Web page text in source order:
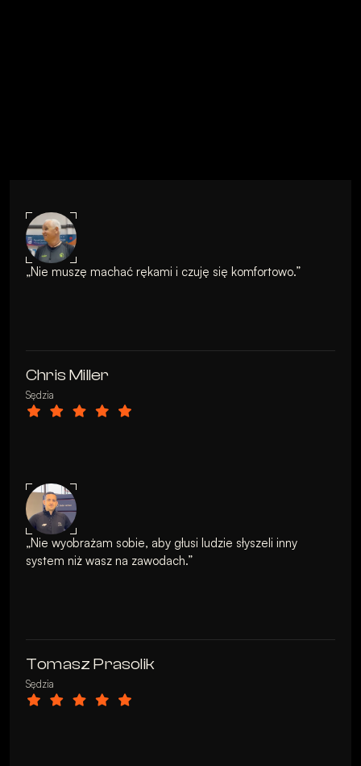
„Nie muszę machać rękami i czuję się komfortowo.”
Chris Miller
Sędzia
„Nie wyobrażam sobie, aby głusi ludzie słyszeli inny
system niż wasz na zawodach.”
Tomasz Prasolik
Sędzia